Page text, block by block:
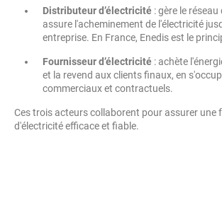
Distributeur d’électricité : gère le
assure l'acheminement de l'électricité
entreprise. En France, Enedis est le
Fournisseur d’électricité : achète
et la revend aux clients finaux, en
commerciaux et contractuels.
Ces trois acteurs collaborent pour assurer une
d'électricité efficace et fiable.